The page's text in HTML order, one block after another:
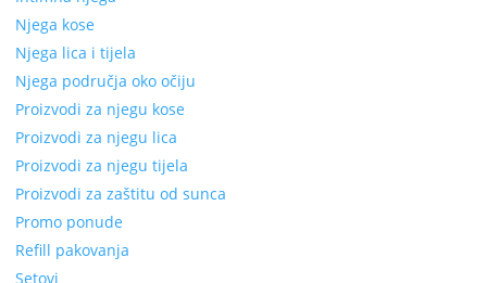
Njega kose
Njega lica i tijela
Njega područja oko očiju
Proizvodi za njegu kose
Proizvodi za njegu lica
Proizvodi za njegu tijela
Proizvodi za zaštitu od sunca
Promo ponude
Refill pakovanja
Setovi